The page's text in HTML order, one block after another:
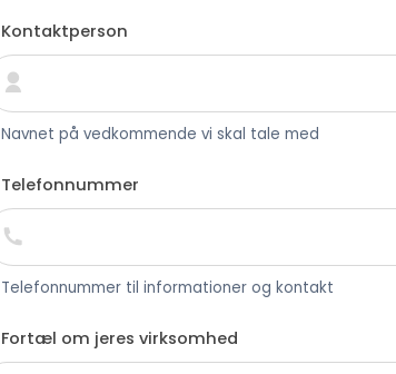
Kontaktperson
Navnet på vedkommende vi skal tale med
Telefonnummer
Telefonnummer til informationer og kontakt
Fortæl om jeres virksomhed